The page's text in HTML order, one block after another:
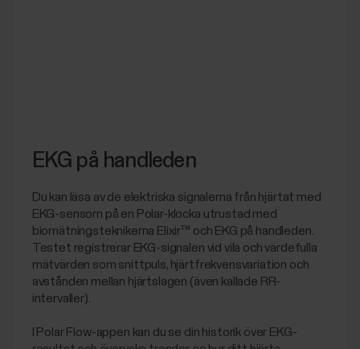
EKG på handleden
Du kan läsa av de elektriska signalerna från hjärtat med
EKG-sensorn på en Polar-klocka utrustad med
biomätningsteknikerna Elixir™ och EKG på handleden.
Testet registrerar EKG-signalen vid vila och värdefulla
mätvärden som snittpuls, hjärtfrekvensvariation och
avstånden mellan hjärtslagen (även kallade RR-
intervaller).
I Polar Flow-appen kan du se din historik över EKG-